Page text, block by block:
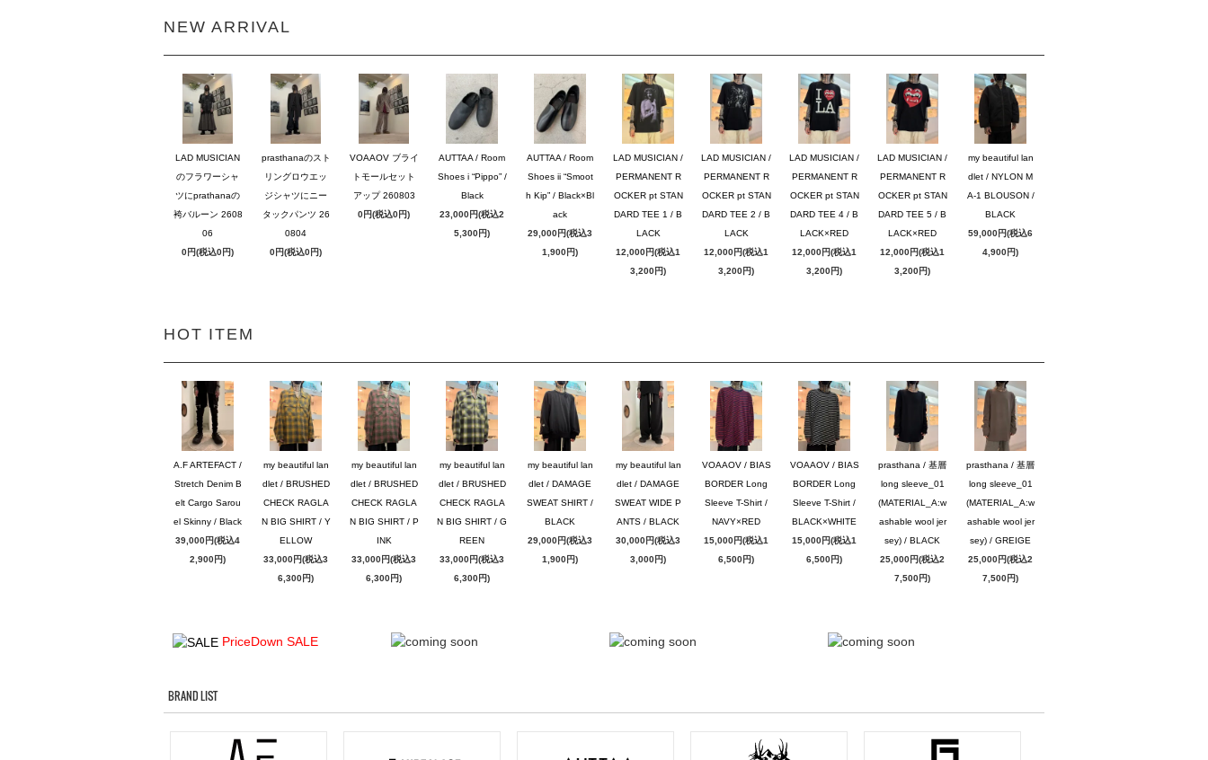
NEW ARRIVAL
LAD MUSICIAN
のフラワーシャ
ツにprathanaの
袴バルーン 2608
06
0円(税込0円)
prasthanaのスト
リングロウエッ
ジシャツにニー
タックパンツ 26
0804
0円(税込0円)
VOAAOV ブライ
トモールセット
アップ 260803
0円(税込0円)
AUTTAA / Room
Shoes i “Pippo” /
Black
23,000円(税込2
5,300円)
AUTTAA / Room
Shoes ii “Smoot
h Kip” / Black×Bl
ack
29,000円(税込3
1,900円)
LAD MUSICIAN /
PERMANENT R
OCKER pt STAN
DARD TEE 1 / B
LACK
12,000円(税込1
3,200円)
LAD MUSICIAN /
PERMANENT R
OCKER pt STAN
DARD TEE 2 / B
LACK
12,000円(税込1
3,200円)
LAD MUSICIAN /
PERMANENT R
OCKER pt STAN
DARD TEE 4 / B
LACK×RED
12,000円(税込1
3,200円)
LAD MUSICIAN /
PERMANENT R
OCKER pt STAN
DARD TEE 5 / B
LACK×RED
12,000円(税込1
3,200円)
my beautiful lan
dlet / NYLON M
A-1 BLOUSON /
BLACK
59,000円(税込6
4,900円)
HOT ITEM
A.F ARTEFACT /
Stretch Denim B
elt Cargo Sarou
el Skinny / Black
39,000円(税込4
2,900円)
my beautiful lan
dlet / BRUSHED
CHECK RAGLA
N BIG SHIRT / Y
ELLOW
33,000円(税込3
6,300円)
my beautiful lan
dlet / BRUSHED
CHECK RAGLA
N BIG SHIRT / P
INK
33,000円(税込3
6,300円)
my beautiful lan
dlet / BRUSHED
CHECK RAGLA
N BIG SHIRT / G
REEN
33,000円(税込3
6,300円)
my beautiful lan
dlet / DAMAGE
SWEAT SHIRT /
BLACK
29,000円(税込3
1,900円)
my beautiful lan
dlet / DAMAGE
SWEAT WIDE P
ANTS / BLACK
30,000円(税込3
3,000円)
VOAAOV / BIAS
BORDER Long
Sleeve T-Shirt /
NAVY×RED
15,000円(税込1
6,500円)
VOAAOV / BIAS
BORDER Long
Sleeve T-Shirt /
BLACK×WHITE
15,000円(税込1
6,500円)
prasthana / 基層
long sleeve_01
(MATERIAL_A:w
ashable wool jer
sey) / BLACK
25,000円(税込2
7,500円)
prasthana / 基層
long sleeve_01
(MATERIAL_A:w
ashable wool jer
sey) / GREIGE
25,000円(税込2
7,500円)
PriceDown SALE
BRAND LIST